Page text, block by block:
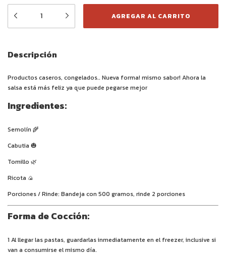
Descripción
Productos caseros, congelados.. Nueva forma! mismo sabor! Ahora la
salsa está más feliz ya que puede pegarse mejor
Ingredientes:
Semolín 🌾
Cabutia 🎃
Tomillo 🌿
Ricota 🍙
Porciones / Rinde: Bandeja con 500 gramos, rinde 2 porciones
Forma de Cocción:
1 Al llegar las pastas, guardarlas inmediatamente en el freezer, inclusive si
van a consumirse el mismo día.